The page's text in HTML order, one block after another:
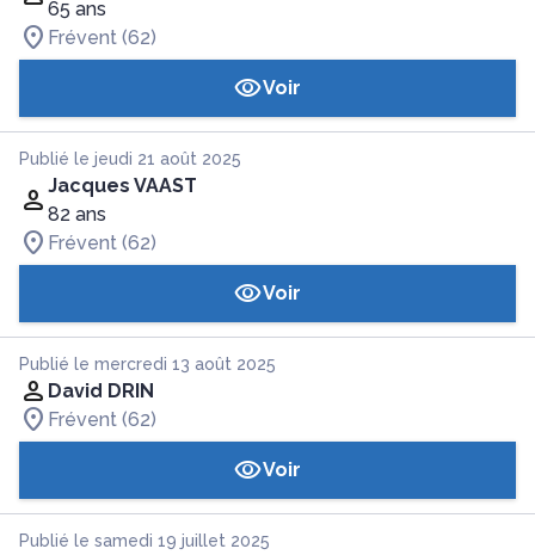
65 ans
Frévent (62)
Voir
Publié le jeudi 21 août 2025
Jacques VAAST
82 ans
Frévent (62)
Voir
Publié le mercredi 13 août 2025
David DRIN
Frévent (62)
Voir
Publié le samedi 19 juillet 2025